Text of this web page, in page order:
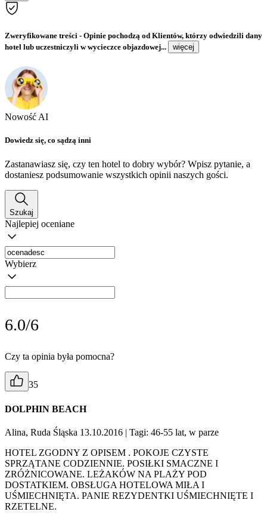
Zweryfikowane treści - Opinie pochodzą od Klientów, którzy odwiedzili dany
hotel lub uczestniczyli w wycieczce objazdowej...
więcej
Nowość AI
Dowiedz się, co sądzą inni
Zastanawiasz się, czy ten hotel to dobry wybór? Wpisz pytanie, a
dostaniesz podsumowanie wszystkich opinii naszych gości.
Szukaj
Najlepiej oceniane
Wybierz
6.0/6
Czy ta opinia była pomocna?
35
DOLPHIN BEACH
Alina, Ruda Śląska 13.10.2016 | Tagi: 46-55 lat, w parze
HOTEL ZGODNY Z OPISEM . POKOJE CZYSTE
SPRZĄTANE CODZIENNIE. POSIŁKI SMACZNE I
ZRÓŻNICOWANE. LEŻAKÓW NA PLAŻY POD
DOSTATKIEM. OBSŁUGA HOTELOWA MIŁA I
UŚMIECHNIĘTA. PANIE REZYDENTKI UŚMIECHNIĘTE I
RZETELNE.